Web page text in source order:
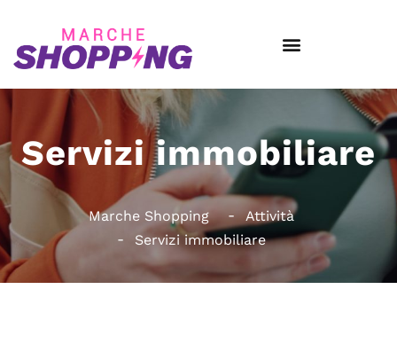
Servizi immobiliare
Marche Shopping
Attività
Servizi immobiliare